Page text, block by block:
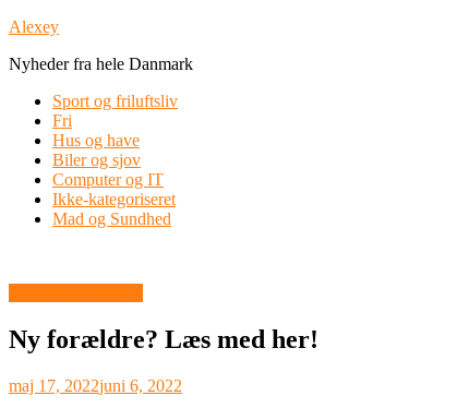
Skip
content
Alexey
Nyheder fra hele Danmark
Sport og friluftsliv
Fri
Hus og have
Biler og sjov
Computer og IT
Ikke-kategoriseret
Mad og Sundhed
Ny forældre? Læs med her!
maj 17, 2022juni 6, 2022